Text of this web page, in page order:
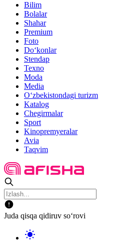
Bilim
Bolalar
Shahar
Premium
Foto
Do‘konlar
Stendap
Texno
Moda
Media
O‘zbekistondagi turizm
Katalog
Chegirmalar
Sport
Kinopremyeralar
Avia
Taqvim
Juda qisqa qidiruv so‘rovi